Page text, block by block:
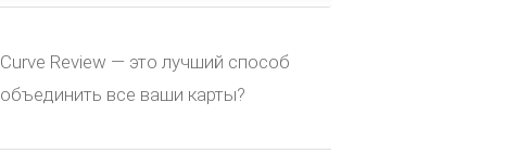
Curve Review — это лучший способ
объединить все ваши карты?